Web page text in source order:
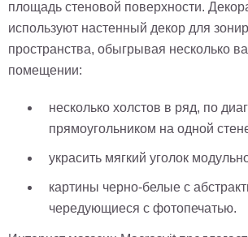
площадь стеновой поверхности.
используют настенный декор для
пространства, обыгрывая несколько
помещении:
несколько холстов в ряд, по
прямоугольником на одной
украсить мягкий уголок
картины черно-белые с
чередующиеся с фотопечатью.